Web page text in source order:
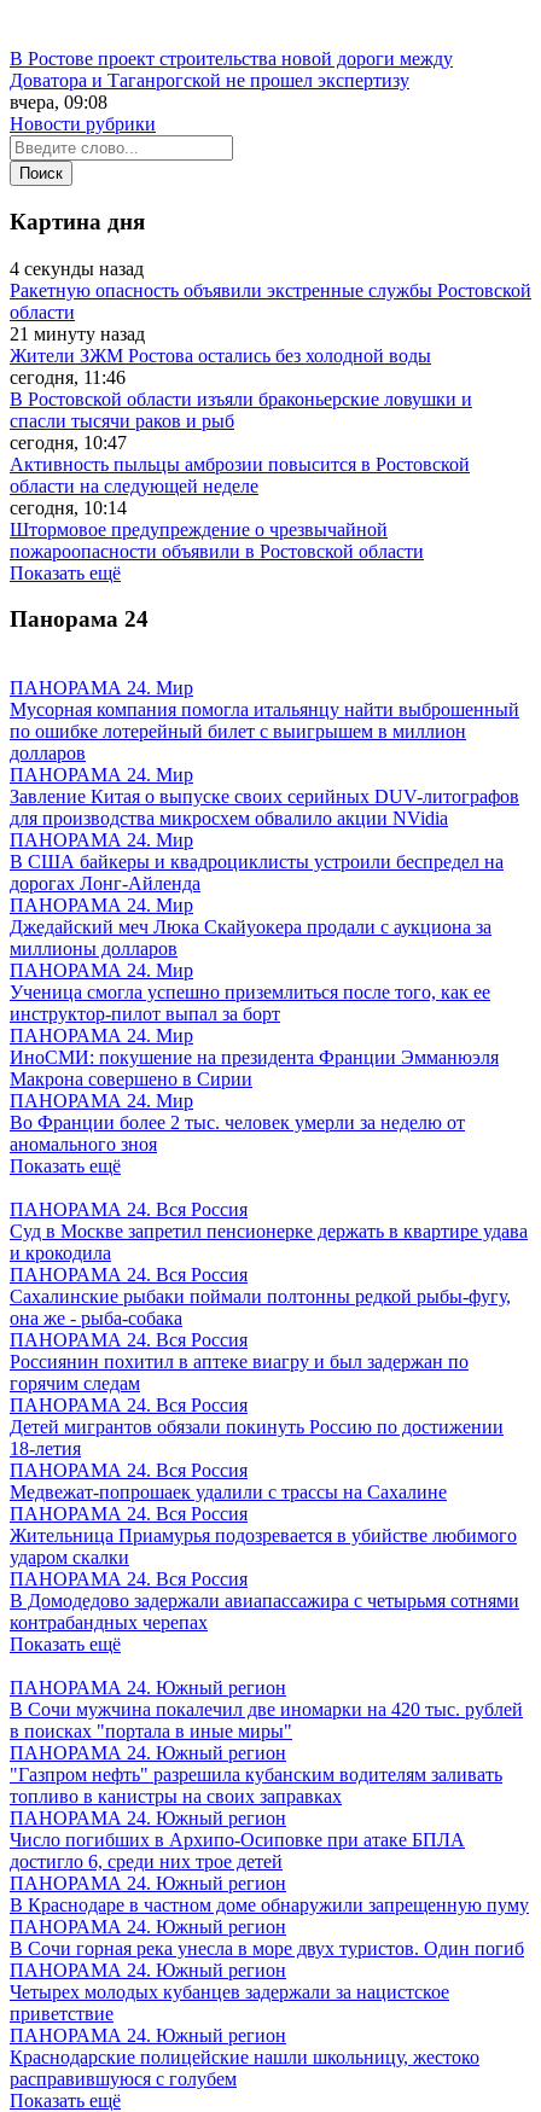
В Ростове проект строительства новой дороги между
Доватора и Таганрогской не прошел экспертизу
вчера, 09:08
Новости рубрики
Картина дня
4 секунды назад
Ракетную опасность объявили экстренные службы Ростовской
области
21 минуту назад
Жители ЗЖМ Ростова остались без холодной воды
сегодня, 11:46
В Ростовской области изъяли браконьерские ловушки и
спасли тысячи раков и рыб
сегодня, 10:47
Активность пыльцы амброзии повысится в Ростовской
области на следующей неделе
сегодня, 10:14
Штормовое предупреждение о чрезвычайной
пожароопасности объявили в Ростовской области
Показать ещё
Панорама 24
ПАНОРАМА 24. Мир
Мусорная компания помогла итальянцу найти выброшенный
по ошибке лотерейный билет с выигрышем в миллион
долларов
ПАНОРАМА 24. Мир
Завление Китая о выпуске своих серийных DUV-литографов
для производства микросхем обвалило акции NVidia
ПАНОРАМА 24. Мир
В США байкеры и квадроциклисты устроили беспредел на
дорогах Лонг-Айленда
ПАНОРАМА 24. Мир
Джедайский меч Люка Скайуокера продали с аукциона за
миллионы долларов
ПАНОРАМА 24. Мир
Ученица смогла успешно приземлиться после того, как ее
инструктор-пилот выпал за борт
ПАНОРАМА 24. Мир
ИноСМИ: покушение на президента Франции Эмманюэля
Макрона совершено в Сирии
ПАНОРАМА 24. Мир
Во Франции более 2 тыс. человек умерли за неделю от
аномального зноя
Показать ещё
ПАНОРАМА 24. Вся Россия
Суд в Москве запретил пенсионерке держать в квартире удава
и крокодила
ПАНОРАМА 24. Вся Россия
Сахалинские рыбаки поймали полтонны редкой рыбы-фугу,
она же - рыба-собака
ПАНОРАМА 24. Вся Россия
Россиянин похитил в аптеке виагру и был задержан по
горячим следам
ПАНОРАМА 24. Вся Россия
Детей мигрантов обязали покинуть Россию по достижении
18-летия
ПАНОРАМА 24. Вся Россия
Медвежат-попрошаек удалили с трассы на Сахалине
ПАНОРАМА 24. Вся Россия
Жительница Приамурья подозревается в убийстве любимого
ударом скалки
ПАНОРАМА 24. Вся Россия
В Домодедово задержали авиапассажира с четырьмя сотнями
контрабандных черепах
Показать ещё
ПАНОРАМА 24. Южный регион
В Сочи мужчина покалечил две иномарки на 420 тыс. рублей
в поисках "портала в иные миры"
ПАНОРАМА 24. Южный регион
"Газпром нефть" разрешила кубанским водителям заливать
топливо в канистры на своих заправках
ПАНОРАМА 24. Южный регион
Число погибших в Архипо-Осиповке при атаке БПЛА
достигло 6, среди них трое детей
ПАНОРАМА 24. Южный регион
В Краснодаре в частном доме обнаружили запрещенную пуму
ПАНОРАМА 24. Южный регион
В Сочи горная река унесла в море двух туристов. Один погиб
ПАНОРАМА 24. Южный регион
Четырех молодых кубанцев задержали за нацистское
приветствие
ПАНОРАМА 24. Южный регион
Краснодарские полицейские нашли школьницу, жестоко
расправившуюся с голубем
Показать ещё